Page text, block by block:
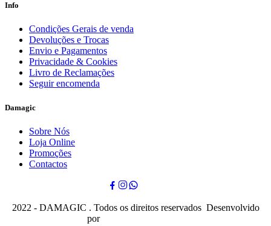
Info
Condições Gerais de venda
Devoluções e Trocas
Envio e Pagamentos
Privacidade & Cookies
Livro de Reclamações
Seguir encomenda
Damagic
Sobre Nós
Loja Online
Promoções
Contactos
2022 - DAMAGIC . Todos os direitos reservados Desenvolvido
por